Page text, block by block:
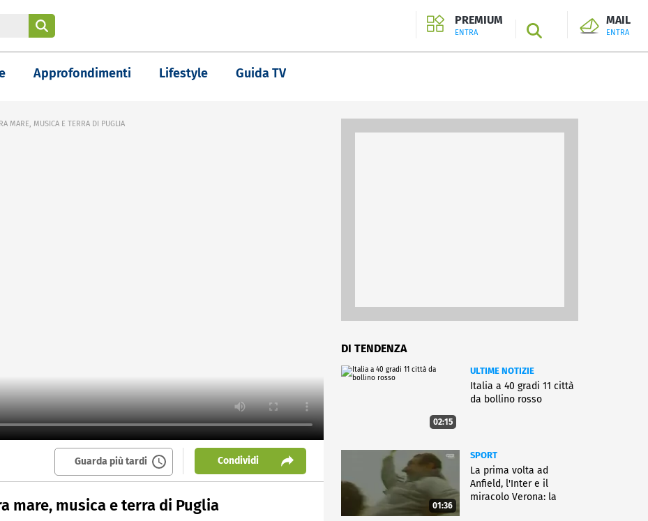
PREMIUM
ENTRA SEARCH
MAIL
ENTRA
Approfondimenti Lifestyle Guida TV
MARE, MUSICA E TERRA DI PUGLIA
Guarda più tardi Condividi
mare, musica e terra di Puglia
DI TENDENZA
02:15
ULTIME NOTIZIE
Italia a 40 gradi 11 città
da bollino rosso
01:36
SPORT
La prima volta ad
Anfield, l'Inter e il
miracolo Verona: la